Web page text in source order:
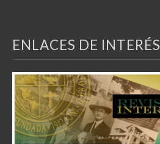
ENLACES DE INTERÉS